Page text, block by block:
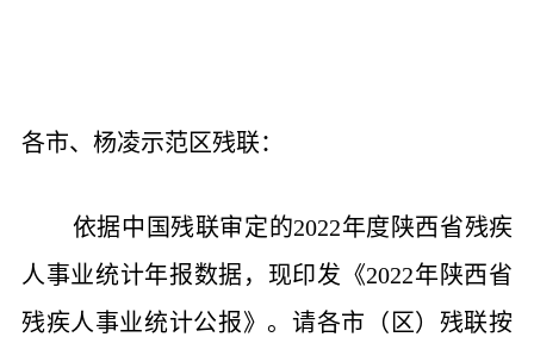
各市、杨凌示范区残联：
依据中国残联审定的2022年度陕西省残疾
人事业统计年报数据，现印发《2022年陕西省
残疾人事业统计公报》。请各市（区）残联按